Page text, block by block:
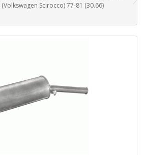
Scirocco) 77-81 (30.66)